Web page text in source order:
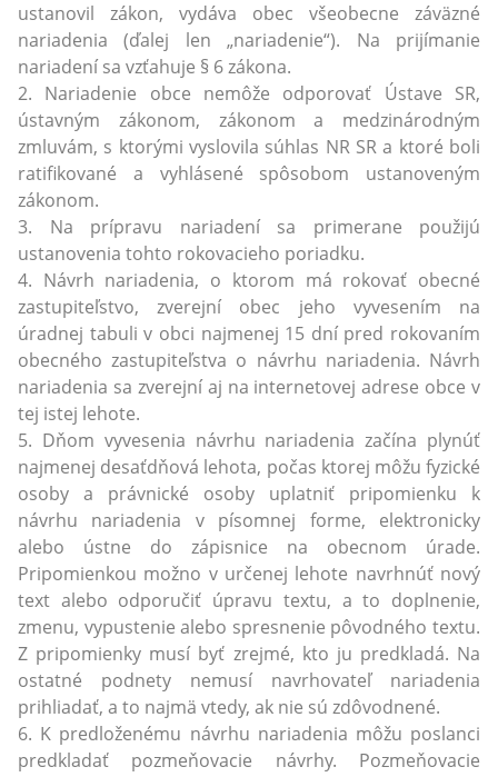
ustanovil zákon, vydáva obec všeobecne záväzné
nariadenia (ďalej len „nariadenie“). Na prijímanie
nariadení sa vzťahuje § 6 zákona.
2. Nariadenie obce nemôže odporovať Ústave SR,
ústavným zákonom, zákonom a medzinárodným
zmluvám, s ktorými vyslovila súhlas NR SR a ktoré boli
ratifikované a vyhlásené spôsobom ustanoveným
zákonom.
3. Na prípravu nariadení sa primerane použijú
ustanovenia tohto rokovacieho poriadku.
4. Návrh nariadenia, o ktorom má rokovať obecné
zastupiteľstvo, zverejní obec jeho vyvesením na
úradnej tabuli v obci najmenej 15 dní pred rokovaním
obecného zastupiteľstva o návrhu nariadenia. Návrh
nariadenia sa zverejní aj na internetovej adrese obce v
tej istej lehote.
5. Dňom vyvesenia návrhu nariadenia začína plynúť
najmenej desaťdňová lehota, počas ktorej môžu fyzické
osoby a právnické osoby uplatniť pripomienku k
návrhu nariadenia v písomnej forme, elektronicky
alebo ústne do zápisnice na obecnom úrade.
Pripomienkou možno v určenej lehote navrhnúť nový
text alebo odporučiť úpravu textu, a to doplnenie,
zmenu, vypustenie alebo spresnenie pôvodného textu.
Z pripomienky musí byť zrejmé, kto ju predkladá. Na
ostatné podnety nemusí navrhovateľ nariadenia
prihliadať, a to najmä vtedy, ak nie sú zdôvodnené.
6. K predloženému návrhu nariadenia môžu poslanci
predkladať pozmeňovacie návrhy. Pozmeňovacie